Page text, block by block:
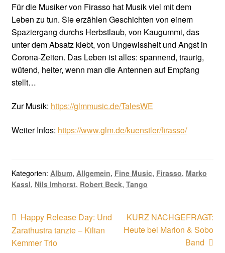
Für die Musiker von Firasso hat Musik viel mit dem
Leben zu tun. Sie erzählen Geschichten von einem
Spaziergang durchs Herbstlaub, von Kaugummi, das
unter dem Absatz klebt, von Ungewissheit und Angst in
Corona-Zeiten. Das Leben ist alles: spannend, traurig,
wütend, heiter, wenn man die Antennen auf Empfang
stellt…
Zur Musik: https://glmmusic.de/TalesWE
Weiter Infos: https://www.glm.de/kuenstler/firasso/
Kategorien: Album, Allgemein, Fine Music, Firasso, Marko
Kassl, Nils Imhorst, Robert Beck, Tango
Beitragsnavigation
Vorheriger
Beitrag:
Happy Release Day: Und
Zarathustra tanzte – Kilian
Kemmer Trio
Nächster
Beitrag:
KURZ NACHGEFRAGT:
Heute bei Marion & Sobo
Band